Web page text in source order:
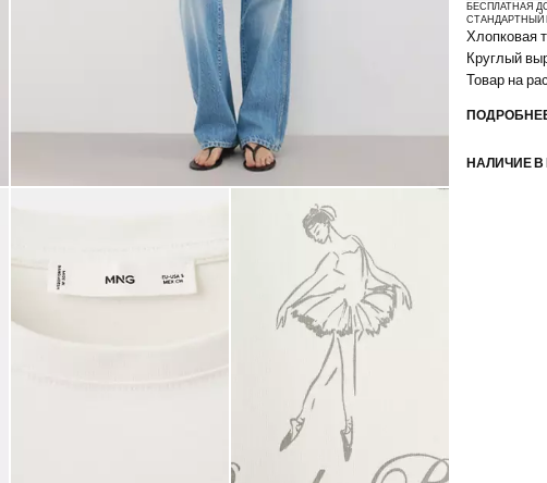
БЕСПЛАТНАЯ
СТАНДАРТНЫЙ
Хлопковая
Круглый
Товар на
НАЛИЧИЕ